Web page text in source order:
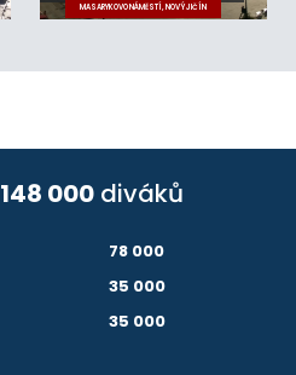
MASARYKOVO NÁMĚSTÍ, NOVÝ JIČÍN
148 000 diváků
78 000
35 000
35 000